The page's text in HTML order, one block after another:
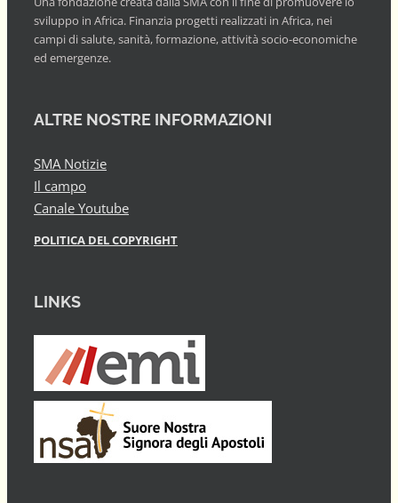
sviluppo in Africa. Finanzia progetti realizzati in Africa, nei
campi di salute, sanità, formazione, attività socio-economiche
ed emergenze.
ALTRE NOSTRE INFORMAZIONI
SMA Notizie
Il campo
Canale Youtube
POLITICA DEL COPYRIGHT
LINKS